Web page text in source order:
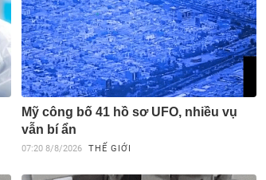
Mỹ công bố 41 hồ sơ UFO, nhiều vụ
vẫn bí ẩn
07:20 8/8/2026 THẾ GIỚI